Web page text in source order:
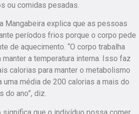
ou comidas pesadas.
Mangabeira explica que as pessoas
períodos frios porque o corpo pede
de aquecimento. “O corpo trabalha
manter a temperatura interna. Isso faz
calorias para manter o metabolismo
uma média de 200 calorias a mais do
do ano”, diz.